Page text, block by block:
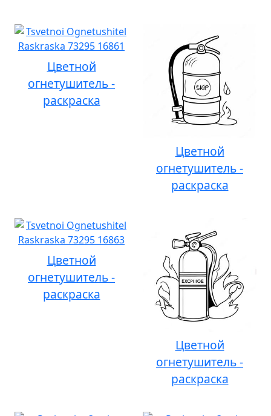
Цветной
огнетушитель -
раскраска
Цветной
огнетушитель -
раскраска
Цветной
огнетушитель -
раскраска
Цветной
огнетушитель -
раскраска